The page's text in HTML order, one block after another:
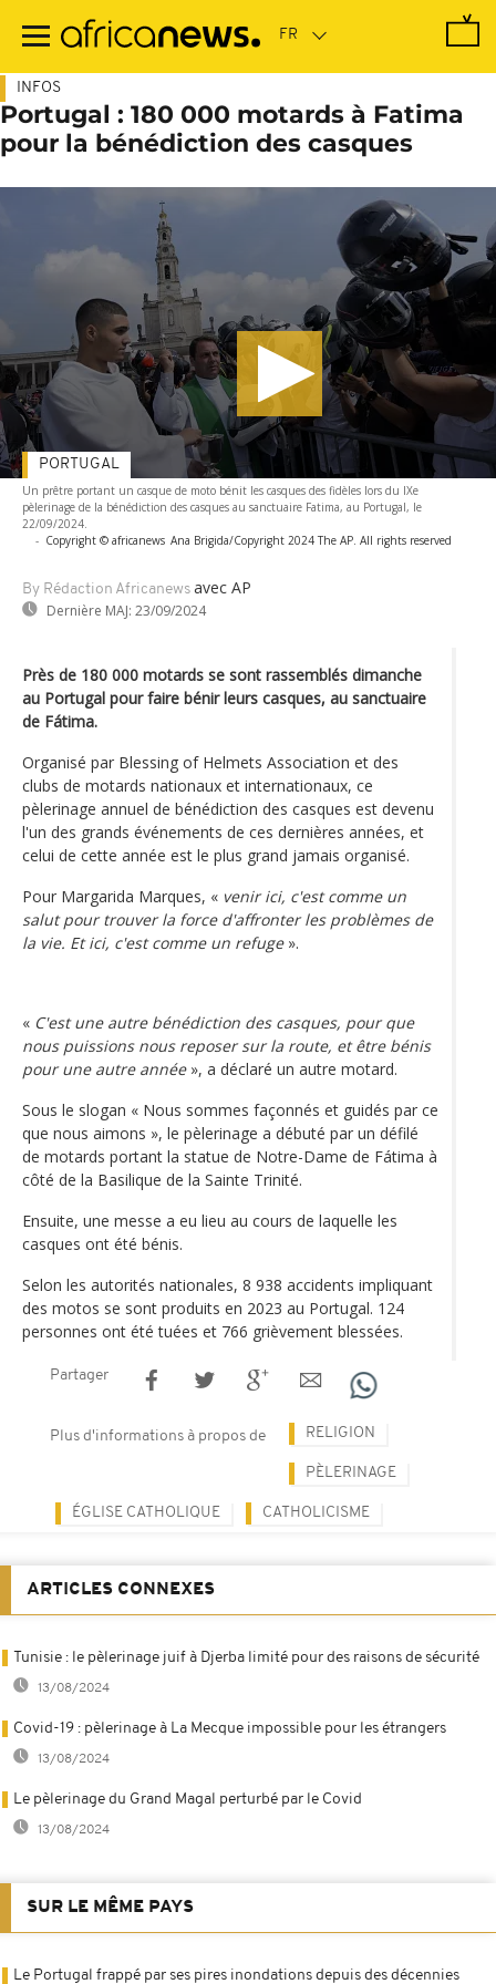
contenu
INFOS
Portugal : 180 000 motards à Fatima
pour la bénédiction des casques
Un prêtre portant un casque de moto bénit les casques des fidèles lors du IXe
pèlerinage de la bénédiction des casques au sanctuaire Fatima, au Portugal, le
22/09/2024.
- Copyright © africanews Ana Brigida/Copyright 2024 The AP. All rights reserved
By Rédaction Africanews avec AP
Dernière MAJ: 23/09/2024
PORTUGAL
Près de 180 000 motards se sont rassemblés dimanche
au Portugal pour faire bénir leurs casques, au sanctuaire
de Fátima.
Organisé par Blessing of Helmets Association et des
clubs de motards nationaux et internationaux, ce
pèlerinage annuel de bénédiction des casques est devenu
l'un des grands événements de ces dernières années, et
celui de cette année est le plus grand jamais organisé.
Pour Margarida Marques, « venir ici, c'est comme un
salut pour trouver la force d'affronter les problèmes de
la vie. Et ici, c'est comme un refuge».
« C'est une autre bénédiction des casques, pour que
nous puissions nous reposer sur la route, et être bénis
pour une autre année», a déclaré un autre motard.
Sous le slogan « Nous sommes façonnés et guidés par ce
que nous aimons », le pèlerinage a débuté par un défilé
de motards portant la statue de Notre-Dame de Fátima à
côté de la Basilique de la Sainte Trinité.
Ensuite, une messe a eu lieu au cours de laquelle les
casques ont été bénis.
Selon les autorités nationales, 8 938 accidents impliquant
des motos se sont produits en 2023 au Portugal. 124
personnes ont été tuées et 766 grièvement blessées.
Partager
Plus d'informations à propos de RELIGION
PÈLERINAGE
ÉGLISE CATHOLIQUE CATHOLICISME
ARTICLES CONNEXES
Tunisie : le pèlerinage juif à Djerba limité pour des raisons de sécurité
13/08/2024
Covid-19 : pèlerinage à La Mecque impossible pour les étrangers
13/08/2024
Le pèlerinage du Grand Magal perturbé par le Covid
13/08/2024
SUR LE MÊME PAYS
Le Portugal frappé par ses pires inondations depuis des décennies